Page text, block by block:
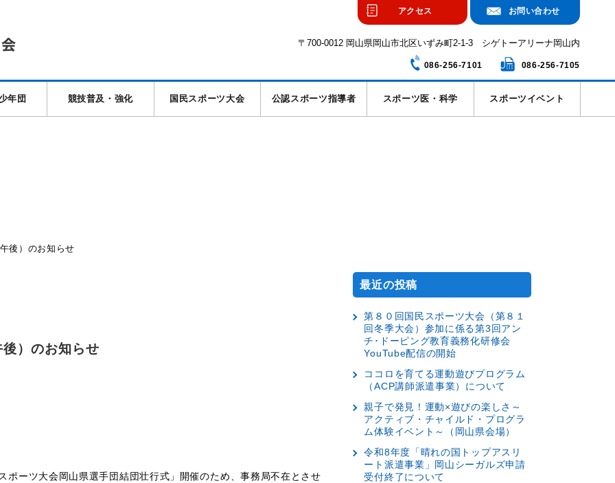
年団 競技普及・強化 国民スポーツ大会 公認スポーツ指導者 スポーツ医・科学 スポーツイベント
アクセス お問い合わせ
〒700-0012 岡山県岡山市北区いずみ町2-1-3 シゲトーアリーナ岡山内
086-256-7101 086-256-7105
後）のお知らせ
）のお知らせ
ポーツ大会岡山県選手団結団壮行式」開催のため、事務局不在とさせ
最近の投稿
第８０回国民スポーツ大会（第８１
回冬季大会）参加に係る第3回アン
チ･ドーピング教育義務化研修会
YouTube配信の開始
ココロを育てる運動遊びプログラム
（ACP講師派遣事業）について
親子で発見！運動×遊びの楽しさ～
アクティブ・チャイルド・プログラ
ム体験イベント～（岡山県会場）
令和8年度「晴れの国トップアスリ
ート派遣事業」岡山シーガルズ申請
受付終了について